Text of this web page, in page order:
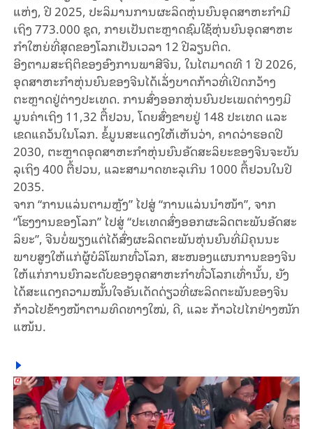
ແຫ່ງ, ປີ 2025, ປະ​ລິ​ມານ​ການ​ຜະ​ລິດ​ຫຸ່ນ​ຍົນ​ອຸດ​ສາ​ຫະ​ກຳ​ມີ​
ເຖິງ 773.000 ຊຸດ, ກາຍ​ເປັນ​ຕະຫຼາດ​ຊົມ​ໃຊ້​ຫຸ່ນ​ຍົນ​ອຸດ​ສາ​ຫະ​
ກຳ​ໃຫຍ່​ທີ່​ສຸດ​ຂອງ​ໂລກ​ເປັນ​ເວ​ລາ 12 ປີ​ລຽນ​ຕິດ.
ອີງ​ຕາມ​ສະ​ຖິ​ຕິ​ຂອງ​ອົງ​ການ​ພາ​ສີ​ຈີນ, ໃນ​ໄຕ​ມາດ​ທີ 1 ປີ 2026,
ອຸດ​ສາ​ຫະ​ກຳ​ຫຸ່ນ​ຍົນ​ຂອງ​ຈີນ​ໄດ້​ເລັ່ງ​ບາດ​ກ້າວ​ທີ່​ເປີດກວ້າງ​
ຕະຫຼາດ​ຢູ່​ຕ່າງ​ປະ​ເທດ. ການສົ່ງ​ອອກຫຸ່ນ​ຍົນ​ປະ​ເພດ​ຕ່າງໆ​ມີ​
ມູນ​ຄ່າ​ເຖິງ 11,32 ຕື້ຢວນ, ໂດຍ​ສົ່ງ​ຂາຍ​ຢູ່ 148 ປະ​ເທດ ແລະ
ເຂດ​ແຄວ້ນ​ໃນ​ໂລກ. ຂໍ້​ມູນ​ສະ​ແດງ​ໃຫ້​ເຫັນ​ວ່າ, ​ຄາດ​ວ່າ​ຮອດ​ປີ
2030, ຕະຫຼາດອຸດ​ສາ​ຫະ​ກຳ​ຫຸ່ນ​ຍົນ​ອັດ​ສະ​ລິ​ຍະ​ຂອງ​ຈີນ​ຈະ​ບັນ​
ລຸ​ເຖິງ 400 ຕື້ຢວນ, ແລະ​ສາ​ມາດ​ທະ​ລຸ​ເກີນ 1000 ຕື້ຢວນ​ໃນ​ປີ
2035.
ຈາກ “ການ​ແລ່ນ​ຕາມຫຼັງ” ໄປ​ສູ່ “ການ​ແລ່ນ​ນຳ​ໜ້າ”, ຈາກ
“ໂຮງ​ງານ​ຂອງ​ໂລກ” ໄປ​ສູ່ “ປະ​ເທດ​ສົ່ງ​ອອກ​ຜະ​ລິດ​ຕະ​ພັນ​ອັດ​ສະ​
ລິ​ຍະ”, ຈີນ​ບໍ່​ພຽງ​ແຕ່​ໄດ້​ສົ່ງ​ຜະ​ລິດ​ຕະ​ພັນ​ຫຸ່ນ​ຍົນ​ທີ່​ມີ​ຄຸນ​ນະ​
ພາບ​ສູງ​ໃຫ້​ແກ່​ຜູ້​ບໍ​ລິ​ໂພກ​ທົ່ວ​ໂລກ, ສະ​ໜອງ​ແຜນ​ການ​ຂອງ​ຈີນ​
ໃຫ້​ແກ່​ການ​ຍົກ​ລະ​ດັບ​ຂອງ​ອຸດ​ສາ​ຫະ​ກຳ​ທົ່ວ​ໂລກເທົ່າ​ນັ້ນ, ຍັງ​
ໄດ້​ສະ​ແດງ​ຄວາມ​ໝັ້ນ​ໃຈ​ອັນ​ເດັດ​ດ່ຽວ​​ທີ່​ຜະ​ລິດ​ຕະ​ພັນ​ຂອງ​ຈີນ​
ກ້າວ​ໄປ​ຂ້າງ​ໜ້າ​ຕາມ​ທິດ​ທາງ​ໃໝ່, ດີ, ແລະ ກ້າວ​ໄປ​ໄກ​ຢ່າງ​ໜັກ​
ແໜ້ນ.